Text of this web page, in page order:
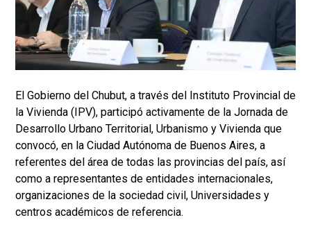
El Gobierno del Chubut, a través del Instituto Provincial de
la Vivienda (IPV), participó activamente de la Jornada de
Desarrollo Urbano Territorial, Urbanismo y Vivienda que
convocó, en la Ciudad Autónoma de Buenos Aires, a
referentes del área de todas las provincias del país, así
como a representantes de entidades internacionales,
organizaciones de la sociedad civil, Universidades y
centros académicos de referencia.